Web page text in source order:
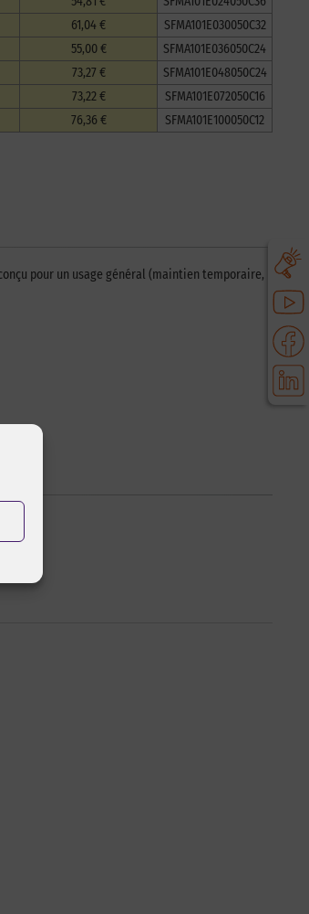
61,04 €
SFMA101E030050C32
55,00 €
SFMA101E036050C24
73,27 €
SFMA101E048050C24
73,22 €
SFMA101E072050C16
76,36 € SFMA101E100050C12
pour un usage général (maintien temporaire,